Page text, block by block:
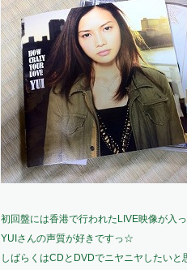
初回盤には香港で行われたLIVE映像が入
YUIさんの声質が好きですっ☆
しばらくはCDとDVDでニヤニヤしたいと